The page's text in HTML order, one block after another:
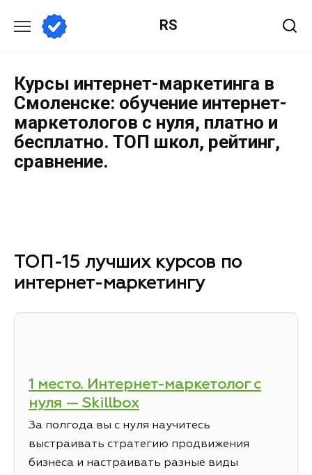
RS
Курсы интернет-маркетинга в
Смоленске: обучение интернет-
маркетологов с нуля, платно и
бесплатно. ТОП школ, рейтинг,
сравнение.
ТОП-15 лучших курсов по
интернет-маркетингу
1 место. Интернет-маркетолог с
нуля — Skillbox
За полгода вы с нуля научитесь
выстраивать стратегию продвижения
бизнеса и настраивать разные виды